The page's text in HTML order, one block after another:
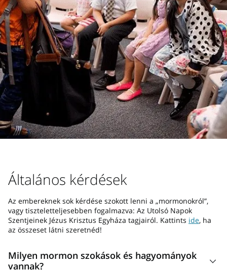
Általános kérdések
Az embereknek sok kérdése szokott lenni a „mormonokról”,
vagy tiszteletteljesebben fogalmazva: Az Utolsó Napok
Szentjeinek Jézus Krisztus Egyháza tagjairól. Kattints ide, ha
az összeset látni szeretnéd!
Milyen mormon szokások és hagyományok
vannak?